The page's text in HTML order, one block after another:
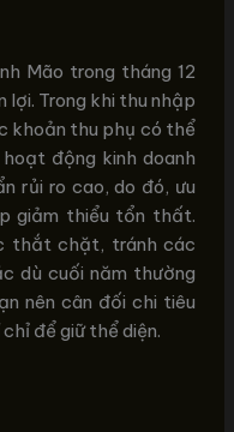
Mão trong tháng 12
lợi. Trong khi thu nhập
khoản thu phụ có thể
động kinh doanh
rủi ro cao, do đó, ưu
giảm thiểu tổn thất.
thắt chặt, tránh các
dù cuối năm thường
nên cân đối chi tiêu
để giữ thể diện.